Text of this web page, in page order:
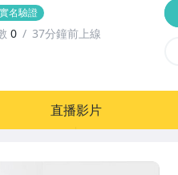
實名驗證
0
37分鐘前上線
直播影片